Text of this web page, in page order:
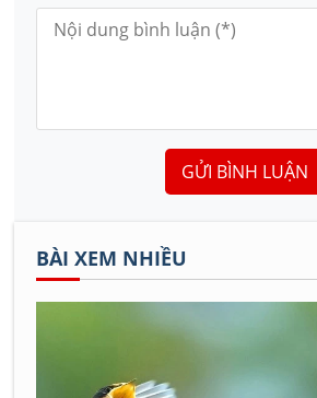
GỬI BÌNH LUẬN
BÀI XEM NHIỀU